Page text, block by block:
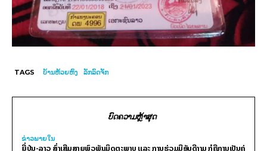
TAGS ບ້ານຫ້ວຍຫົງ ລັກລົດຈັກ
ບົດຄວາມຫຼ້າສຸດ
ຂ່າວພາຍ​ໃນ
ຍີ່ປຸ່ນ-ລາວ ສົ່ງເສີມສາຍພົວພັນມິດຕະພາບ ແລະ ການຮ່ວມມືອັນດີງາມ ກໍຄືການເປັນຄູ່